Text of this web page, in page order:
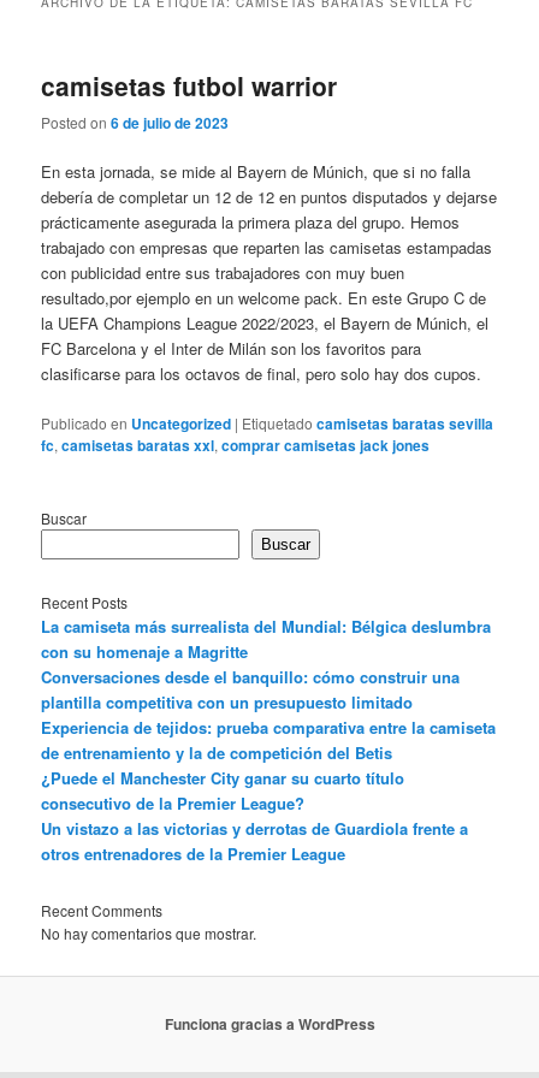
camisetas futbol warrior
Posted on6 de julio de 2023
En esta jornada, se mide al Bayern de Múnich, que si no falla
debería de completar un 12 de 12 en puntos disputados y dejarse
prácticamente asegurada la primera plaza del grupo. Hemos
trabajado con empresas que reparten las camisetas estampadas
con publicidad entre sus trabajadores con muy buen
resultado,por ejemplo en un welcome pack. En este Grupo C de
la UEFA Champions League 2022/2023, el Bayern de Múnich, el
FC Barcelona y el Inter de Milán son los favoritos para
clasificarse para los octavos de final, pero solo hay dos cupos.
Publicado en Uncategorized | Etiquetado camisetas baratas sevilla
fc,camisetas baratas xxl,comprar camisetas jack jones
Buscar
Buscar
Recent Posts
La camiseta más surrealista del Mundial: Bélgica deslumbra
con su homenaje a Magritte
Conversaciones desde el banquillo: cómo construir una
plantilla competitiva con un presupuesto limitado
Experiencia de tejidos: prueba comparativa entre la camiseta
de entrenamiento y la de competición del Betis
¿Puede el Manchester City ganar su cuarto título
consecutivo de la Premier League?
Un vistazo a las victorias y derrotas de Guardiola frente a
otros entrenadores de la Premier League
Recent Comments
No hay comentarios que mostrar.
Funciona gracias a WordPress